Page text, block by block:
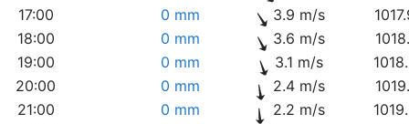
17:00
0 mm 3.9 m/s
18:00
0 mm 3.6 m/s
19:00
0 mm 3.1 m/s
20:00
0 mm 2.4 m/s
21:00
0 mm 2.2 m/s